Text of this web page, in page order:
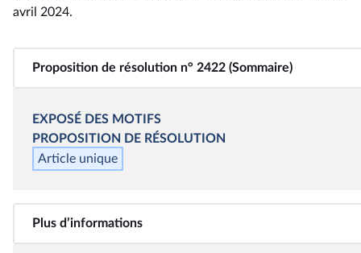
avril 2024.
Proposition de résolution n° 2422 (Sommaire)
EXPOSÉ DES MOTIFS
PROPOSITION DE RÉSOLUTION
Article unique
Plus d’informations